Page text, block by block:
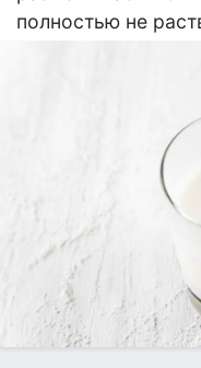
полностью не